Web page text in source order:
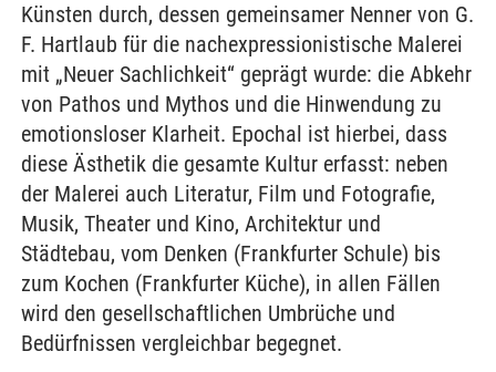
Künsten durch, dessen gemeinsamer Nenner von G.
F. Hartlaub für die nachexpressionistische Malerei
mit „Neuer Sachlichkeit“ geprägt wurde: die Abkehr
von Pathos und Mythos und die Hinwendung zu
emotionsloser Klarheit. Epochal ist hierbei, dass
diese Ästhetik die gesamte Kultur erfasst: neben
der Malerei auch Literatur, Film und Fotografie,
Musik, Theater und Kino, Architektur und
Städtebau, vom Denken (Frankfurter Schule) bis
zum Kochen (Frankfurter Küche), in allen Fällen
wird den gesellschaftlichen Umbrüche und
Bedürfnissen vergleichbar begegnet.